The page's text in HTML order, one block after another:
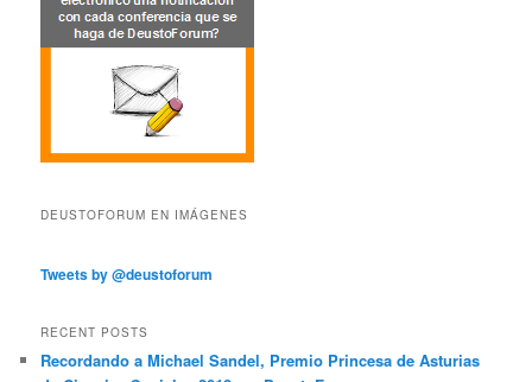
DEUSTOFORUM EN IMÁGENES
Tweets by @deustoforum
RECENT POSTS
Recordando a Michael Sandel, Premio Princesa de Asturias